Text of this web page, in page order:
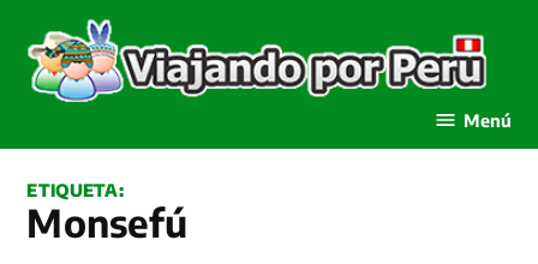
contenido
Menú
ETIQUETA:
Monsefú